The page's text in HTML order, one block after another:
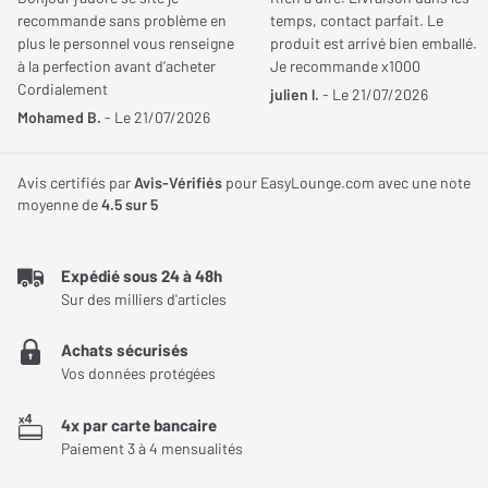
performances extrêmes. Son grand format de 31,5 pouces en 4K
UHD, combiné à une fréquence pouvant grimper jusqu’à 480 Hz
en Full HD, en fait un écran aussi à l’aise dans la compétition e-
sport que dans les usages immersifs et créatifs.
spectaculaires
DisplayHDR True Black 400. La luminosité élevée et le traitement
dans les scènes sombres ou fortement éclairées. La profondeur
de couleur 10 bits et la précision Delta E inférieure à 2
SDR.
JE DONNE MON AVIS
recommande sans problème en
plus le personnel vous renseigne
à la perfection avant d’acheter
Cordialement
Mohamed B. - Le 21/07/2026
temps, contact parfait. Le
produit est arrivé bien emballé.
Je recommande x1000
julien l. - Le 21/07/2026
Avis certifiés parAvis-Vérifiés pour EasyLounge.com avec une note
moyenne de4.5sur 5
Expédié sous 24 à 48h
Sur des milliers d'articles
Achats sécurisés
Vos données protégées
4x par carte bancaire
Paiement 3 à 4 mensualités